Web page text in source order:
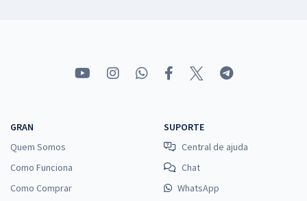
GRAN
Quem Somos
Como Funciona
Como Comprar
SUPORTE
Central de ajuda
Chat
WhatsApp